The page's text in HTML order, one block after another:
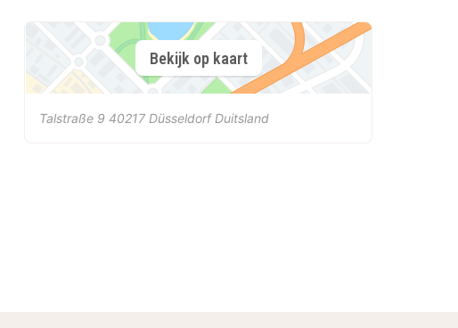
Bekijk op kaart
Talstraße 9 40217 Düsseldorf Duitsland